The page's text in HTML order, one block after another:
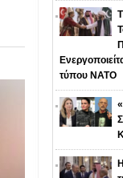
τύπου NATO